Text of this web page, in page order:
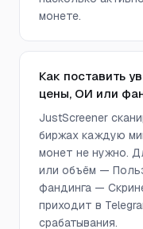
монете.
Как поставить
цены, ОИ или
JustScreener
биржах каждую
монет не нужно.
или объём —
фандинга —
приходит в
срабатывания.